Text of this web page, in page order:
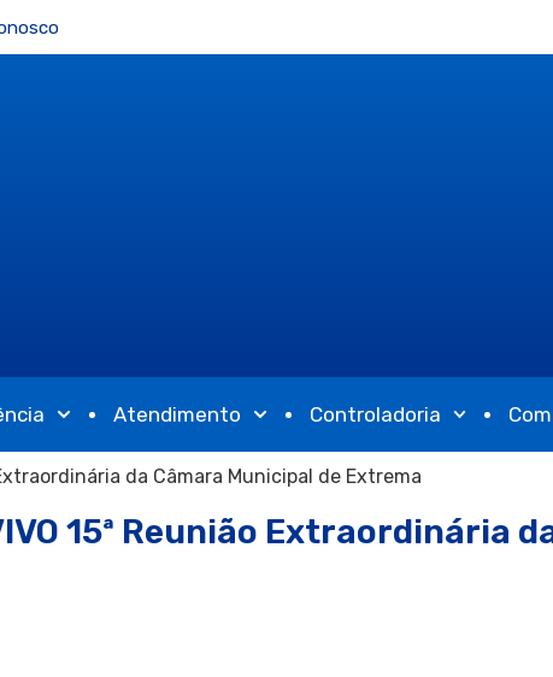
Atendimento Controladoria
da Câmara Municipal de Extrema
15ª Reunião Extraordinária